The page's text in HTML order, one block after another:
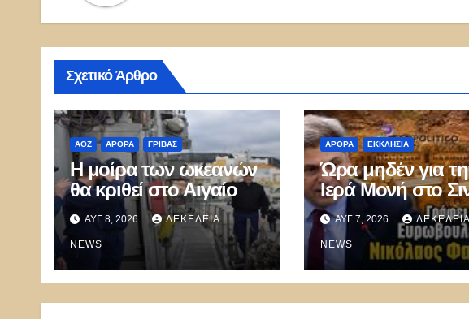
Σχετικό Άρθρο
ΑΟΖ ΑΡΘΡΑ ΓΡΊΒΑΣ
Η μοίρα των ωκεανών
θα κριθεί στο Αιγαίο
ΑΥΓ 8, 2026 ΔΕΚΈΛΕΙΑ
NEWS
ΑΡΘΡΑ ΕΚΚΛΗΣΊΑ
Ώρα μηδέν για
Ιερά Μονή στο
ΑΥΓ 7, 2026 ΔΕΚΈΛΕΙΑ
NEWS